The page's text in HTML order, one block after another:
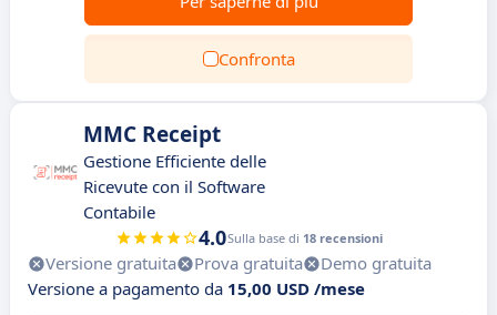
Confronta
MMC Receipt
Gestione Efficiente delle
Ricevute con il Software
Contabile
4.0Sulla base di 18 recensioni
Versione gratuita Prova gratuita
Demo gratuita
Versione a pagamento da 15,00 USD /mese